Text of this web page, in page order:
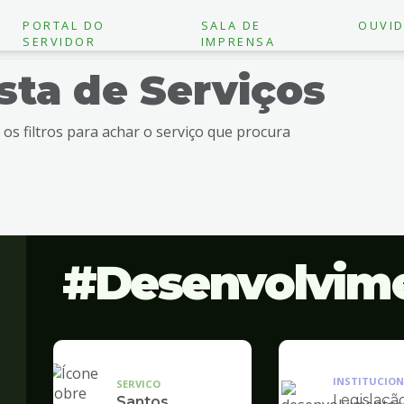
PORTAL DO
SERVIDOR
SALA DE
IMPRENSA
de Serviços
os filtros para achar o serviço que procura
SERVICO